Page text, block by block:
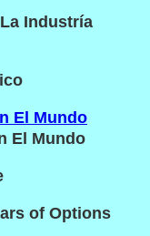
Industría
El Mundo
El Mundo
of Options